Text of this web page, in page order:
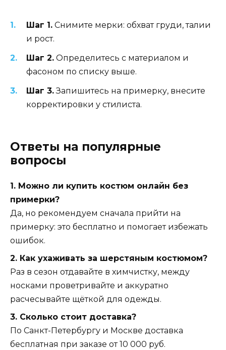
Шаг 1. Снимите мерки: обхват груди, талии
и рост.
Шаг 2. Определитесь с материалом и
фасоном по списку выше.
Шаг 3.Запишитесь на примерку, внесите
корректировки у стилиста.
Ответы на популярные
вопросы
1. Можно ли купить костюм онлайн без
примерки?
Да, но рекомендуем сначала прийти на
примерку: это бесплатно и помогает избежать
ошибок.
2. Как ухаживать за шерстяным костюмом?
Раз в сезон отдавайте в химчистку, между
носками проветривайте и аккуратно
расчесывайте щёткой для одежды.
3. Сколько стоит доставка?
По Санкт-Петербургу и Москве доставка
бесплатная при заказе от 10 000 руб.